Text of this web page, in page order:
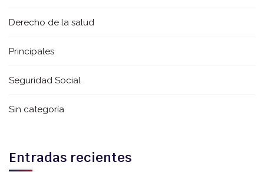
Derecho de la salud
Principales
Seguridad Social
Sin categoría
Entradas recientes